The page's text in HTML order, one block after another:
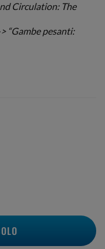
Circulation: The
“Gambe pesanti: